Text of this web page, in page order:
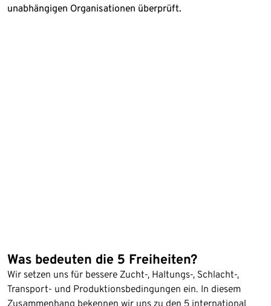
unabhängigen Organisationen überprüft.
Was bedeuten die 5 Freiheiten?
Wir setzen uns für bessere Zucht-, Haltungs-, Schlacht-,
Transport- und Produktionsbedingungen ein. In diesem
Zusammenhang bekennen wir uns zu den 5 international